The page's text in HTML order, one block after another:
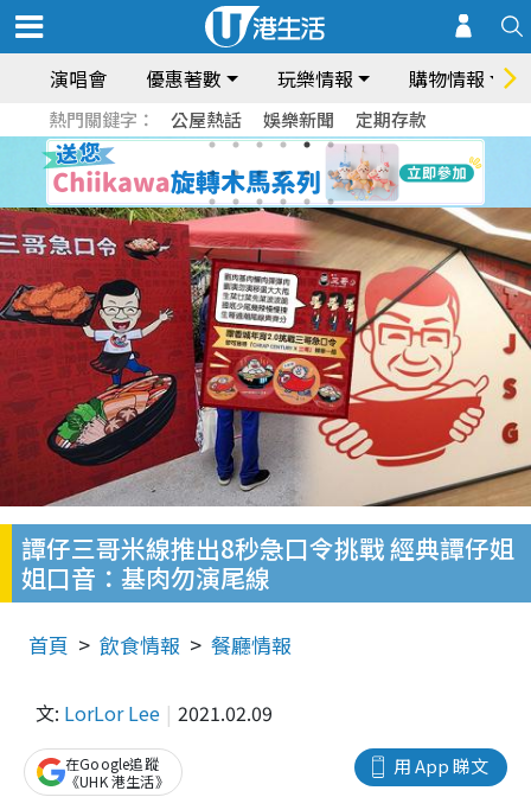
演唱會 優惠著數 玩樂情報 購物情報
熱門關鍵字： 公屋熱話 娛樂新聞 定期存款
譚仔三哥米線推出8秒急口令挑戰 經典譚仔姐
姐口音：基肉勿演尾線
首頁 飲食情報 餐廳情報
文: LorLor Lee 2021.02.09
用 App 睇文
在Google追蹤
《UHK 港生活》